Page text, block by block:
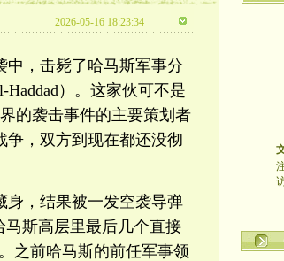
2026-05-16 18:23:34
中，击毙了哈马斯军事分
Haddad）。这家伙可不是
的袭击事件的主要策划者
争，双方到现在都还没彻
身，结果被一发空袭导弹
马斯高层里最后几个直接
之前哈马斯的前任军事领